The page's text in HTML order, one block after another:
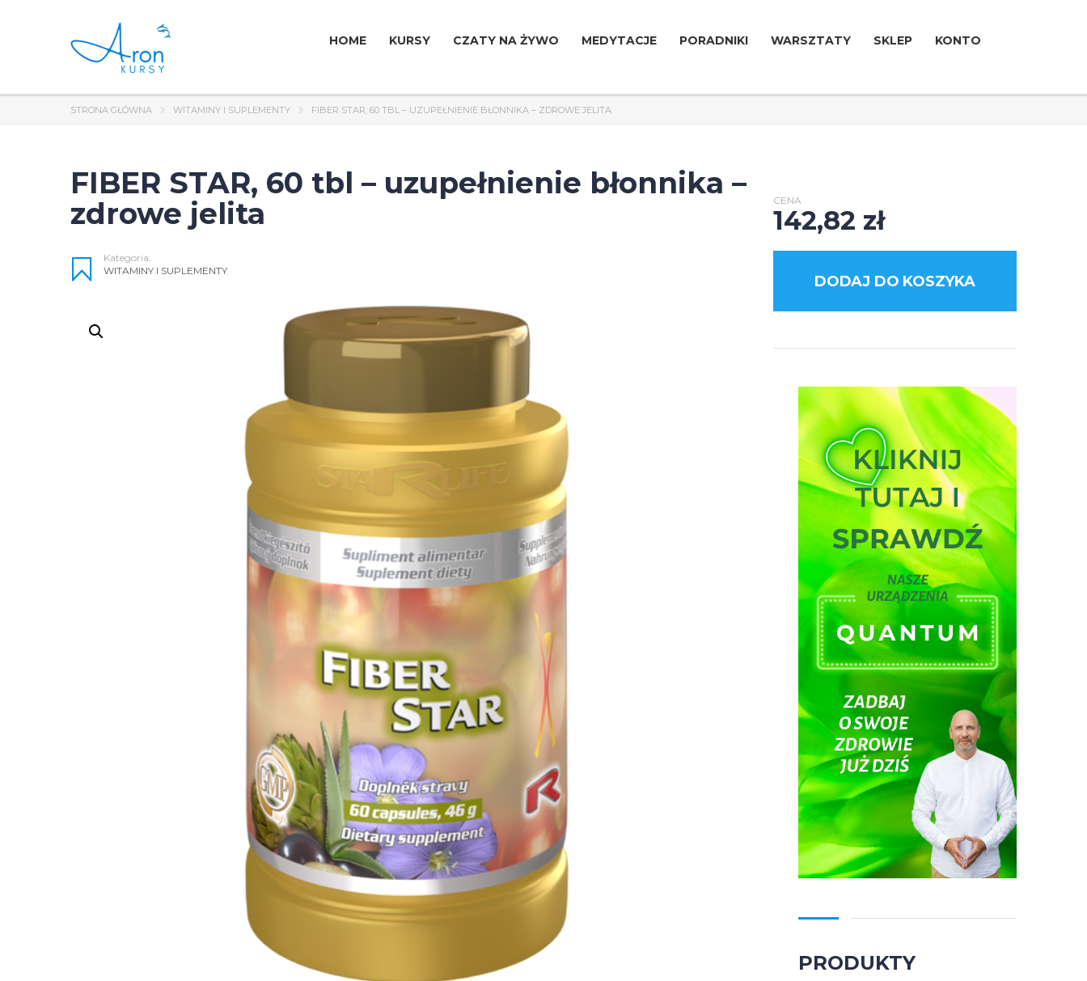
HOME KURSY CZATY NA ŻYWO MEDYTACJE PORADNIKI WARSZTATY SKLEP KONTO
STRONA GŁÓWNA WITAMINY I SUPLEMENTY FIBER STAR, 60 TBL – UZUPEŁNIENIE BŁONNIKA – ZDROWE JELITA
FIBER STAR, 60 tbl – uzupełnienie błonnika –
zdrowe jelita
Kategoria:
WITAMINY I SUPLEMENTY
CENA
142,82 zł
DODAJ DO KOSZYKA
PRODUKTY